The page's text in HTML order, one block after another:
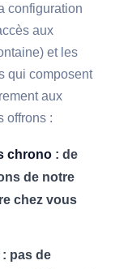
configuration
aux
et les
qui composent
aux
offrons :
chrono : de
de notre
chez vous
: pas de